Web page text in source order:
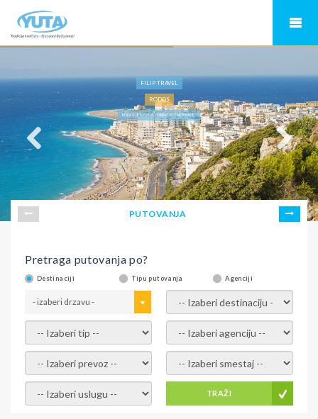
FILIP TRAVEL
RODOS
RODOS LETOVANJE » DIREKTAN ČARTER LET »
PUTOVANJA
Pretraga putovanja po?
Destinaciji Tipu putovanja Agenciji
- izaberi drzavu - - izaberi destinaciju -
- izaberi tip - - izaberi agenciju -
- izaberi prevoz - - Izaberite smestaj -
- Izaberite uslugu - TRAŽI